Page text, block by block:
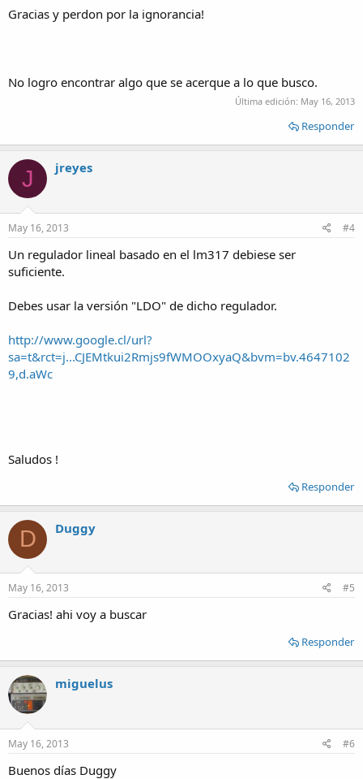
Gracias y perdon por la ignorancia!
No logro encontrar algo que se acerque a lo que busco.
Última edición: May 16, 2013
Responder
J jreyes
May 16, 2013 #4
Un regulador lineal basado en el lm317 debiese ser
suficiente.
Debes usar la versión "LDO" de dicho regulador.
http://www.google.cl/url?
sa=t&rct=j...CJEMtkui2Rmjs9fWMOOxyaQ&bvm=bv.4647102
9,d.aWc
Saludos !
Responder
D Duggy
May 16, 2013 #5
Gracias! ahi voy a buscar
Responder
miguelus
May 16, 2013 #6
Buenos días Duggy